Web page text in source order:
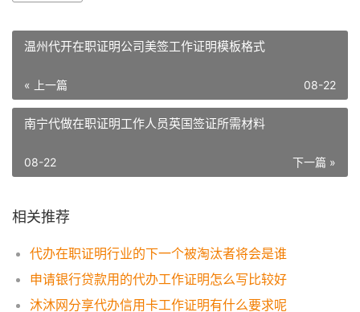
温州代开在职证明公司美签工作证明模板格式
« 上一篇 08-22
南宁代做在职证明工作人员英国签证所需材料
下一篇 »
08-22
相关推荐
代办在职证明行业的下一个被淘汰者将会是谁
申请银行贷款用的代办工作证明怎么写比较好
沐沐网分享代办信用卡工作证明有什么要求呢